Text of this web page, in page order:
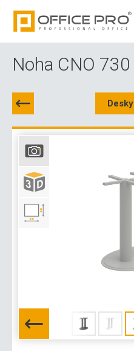
Noha CNO